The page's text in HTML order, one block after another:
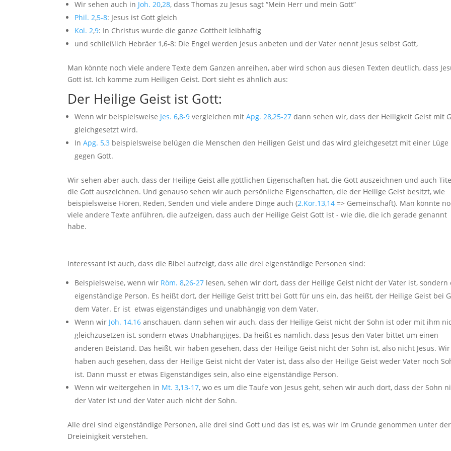
Wir sehen auch in Joh. 20,28, dass Thomas zu Jesus sagt “Mein Herr und mein Gott”
Phil. 2,5-8: Jesus ist Gott gleich
Kol. 2,9: In Christus wurde die ganze Gottheit leibhaftig
und schließlich Hebräer 1,6-8: Die Engel werden Jesus anbeten und der Vater nennt Jesus selbst Gott,
Man könnte noch viele andere Texte dem Ganzen anreihen, aber wird schon aus diesen Texten deutlich, dass
Gott ist. Ich komme zum Heiligen Geist. Dort sieht es ähnlich aus:
Der Heilige Geist ist Gott:
Wenn wir beispielsweise Jes. 6,8-9 vergleichen mitApg. 28,25-27 dann sehen wir, dass der Heiligkeit Geist mit
gleichgesetzt wird.
InApg. 5,3 beispielsweise belügen die Menschen den Heiligen Geist und das wird gleichgesetzt mit einer Lüge
gegen Gott.
Wir sehen aber auch, dass der Heilige Geist alle göttlichen Eigenschaften hat, die Gott auszeichnen und auch
die Gott auszeichnen. Und genauso sehen wir auch persönliche Eigenschaften, die der Heilige Geist besitzt, wie
beispielsweise Hören, Reden, Senden und viele andere Dinge auch (2.Kor.13,14 => Gemeinschaft). Man könnte
viele andere Texte anführen, die aufzeigen, dass auch der Heilige Geist Gott ist - wie die, die ich gerade genannt
habe.
Interessant ist auch, dass die Bibel aufzeigt, dass alle drei eigenständige Personen sind:
Beispielsweise, wenn wir Röm. 8,26-27 lesen, sehen wir dort, dass der Heilige Geist nicht der Vater ist, sondern
eigenständige Person. Es heißt dort, der Heilige Geist tritt bei Gott für uns ein, das heißt, der Heilige Geist bei
dem Vater. Er ist etwas eigenständiges und unabhängig von dem Vater.
Wenn wir Joh. 14,16 anschauen, dann sehen wir auch, dass der Heilige Geist nicht der Sohn ist oder mit ihm
gleichzusetzen ist, sondern etwas Unabhängiges. Da heißt es nämlich, dass Jesus den Vater bittet um einen
anderen Beistand. Das heißt, wir haben gesehen, dass der Heilige Geist nicht der Sohn ist, also nicht Jesus. Wir
haben auch gesehen, dass der Heilige Geist nicht der Vater ist, dass also der Heilige Geist weder Vater noch
ist. Dann musst er etwas Eigenständiges sein, also eine eigenständige Person.
Wenn wir weitergehen in Mt. 3,13-17, wo es um die Taufe von Jesus geht, sehen wir auch dort, dass der Sohn
der Vater ist und der Vater auch nicht der Sohn.
Alle drei sind eigenständige Personen, alle drei sind Gott und das ist es, was wir im Grunde genommen unter der
Dreieinigkeit verstehen.